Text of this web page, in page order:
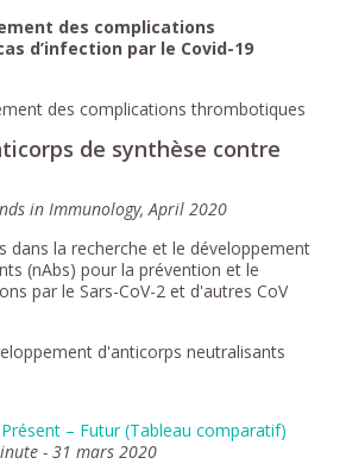
des complications
d’infection par le Covid-19
de synthèse contre
in Immunology, April 2020
dans la recherche et le développement
(nAbs) pour la prévention et le
par le Sars-CoV-2 et d'autres CoV
– Futur (Tableau comparatif)
- 31 mars 2020